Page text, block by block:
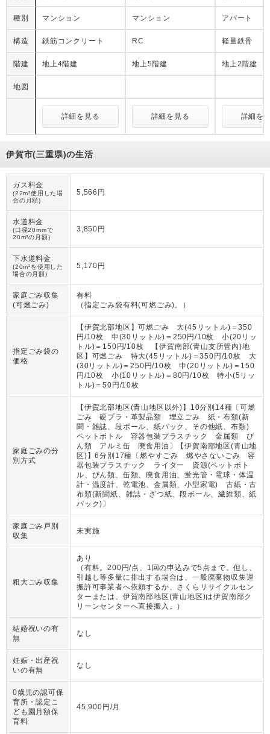
種別 マンション マンション アパート
構造 鉄筋コンクリート RC 軽量鉄骨
階建 地上4階建 地上5階建 地上2階建
地図
詳細を見る 詳細を見る 詳細を
伊賀市(三重県)の生活
ガス料金
(22m³使用した場
合の月額)
5,566円
水道料金
(口径20mmで
20m³の月額)
3,850円
下水道料金
(20m³を使用した
場合の月額)
5,170円
家庭ごみ収集
(可燃ごみ)
有料
（ 指定ごみ袋有料(可燃ごみ)。 ）
指定ごみ袋の
価格
【伊賀北部地区】可燃ごみ 大(45リットル)＝350
円/10枚 中(30リットル)＝250円/10枚 小(20リッ
トル)＝150円/10枚 【伊賀南部(青山支所管内)地
区】可燃ごみ 特大(45リットル)＝350円/10枚 大
(30リットル)＝250円/10枚 中(20リットル)＝150
円/10枚 小(10リットル)＝80円/10枚 特小(5リッ
トル)＝50円/10枚
家庭ごみの分
別方式
【伊賀北部地区(青山地区以外)】10分別14種〔可燃
ごみ 硬プラ・革製品類 埋立ごみ 紙・布類(新
聞・雑誌、段ボール、紙パック、その他紙、布類)
ペットボトル 容器包装プラスチック 金属類 び
ん類 アルミ缶 廃食用油〕【伊賀南部地区(青山地
区)】6分別17種〔燃やすごみ 燃やさないごみ 容
器包装プラスチック ライター 資源(ペットボト
ル、びん類、缶類、廃食用油、蛍光管・電球・体温
計・温度計、乾電池、金属類、小型家電) 古紙・古
布類(新聞紙、雑誌・ざつ紙、段ボール、繊維類、紙
パック)〕
家庭ごみ戸別
収集
未実施
粗大ごみ収集
あり
（ 有料。200円/点、1回の申込みで5点まで。但し、
引越し等多量に排出する場合は、一般廃棄物収集運
搬許可事業者へ依頼するか、さくらリサイクルセン
ターまたは、伊賀南部地区(青山地区)は伊賀南部ク
リーンセンターへ直接搬入。
）
結婚祝いの有
無
なし
妊娠・出産祝
いの有無
なし
0歳児の認可保
育所・認定こ
ども園月額保
育料
45,900円/月